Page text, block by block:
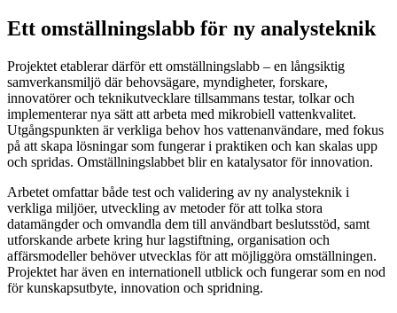
Ett omställningslabb för ny analysteknik
Projektet etablerar därför ett omställningslabb – en långsiktig
samverkansmiljö där behovsägare, myndigheter, forskare,
innovatörer och teknikutvecklare tillsammans testar, tolkar och
implementerar nya sätt att arbeta med mikrobiell vattenkvalitet.
Utgångspunkten är verkliga behov hos vattenanvändare, med fokus
på att skapa lösningar som fungerar i praktiken och kan skalas upp
och spridas. Omställningslabbet blir en katalysator för innovation.
Arbetet omfattar både test och validering av ny analysteknik i
verkliga miljöer, utveckling av metoder för att tolka stora
datamängder och omvandla dem till användbart beslutsstöd, samt
utforskande arbete kring hur lagstiftning, organisation och
affärsmodeller behöver utvecklas för att möjliggöra omställningen.
Projektet har även en internationell utblick och fungerar som en nod
för kunskapsutbyte, innovation och spridning.